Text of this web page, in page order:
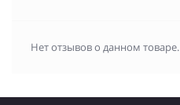
Нет отзывов о данном товаре.